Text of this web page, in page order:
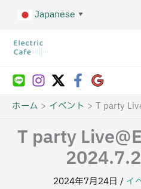
Japanese ▼
ホーム イベント
T party
2024年7月24日 / イ